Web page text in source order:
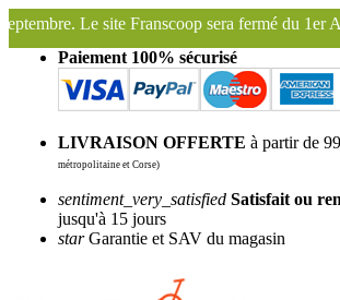
fermé du 1er Août au 27 Août inclus. Bonnes
Paiement 100% sécurisé
LIVRAISON OFFERTE à partir de
métropolitaine et Corse)
sentiment_very_satisfied Satisfait ou
jusqu'à 15 jours
starGarantie et SAV du magasin